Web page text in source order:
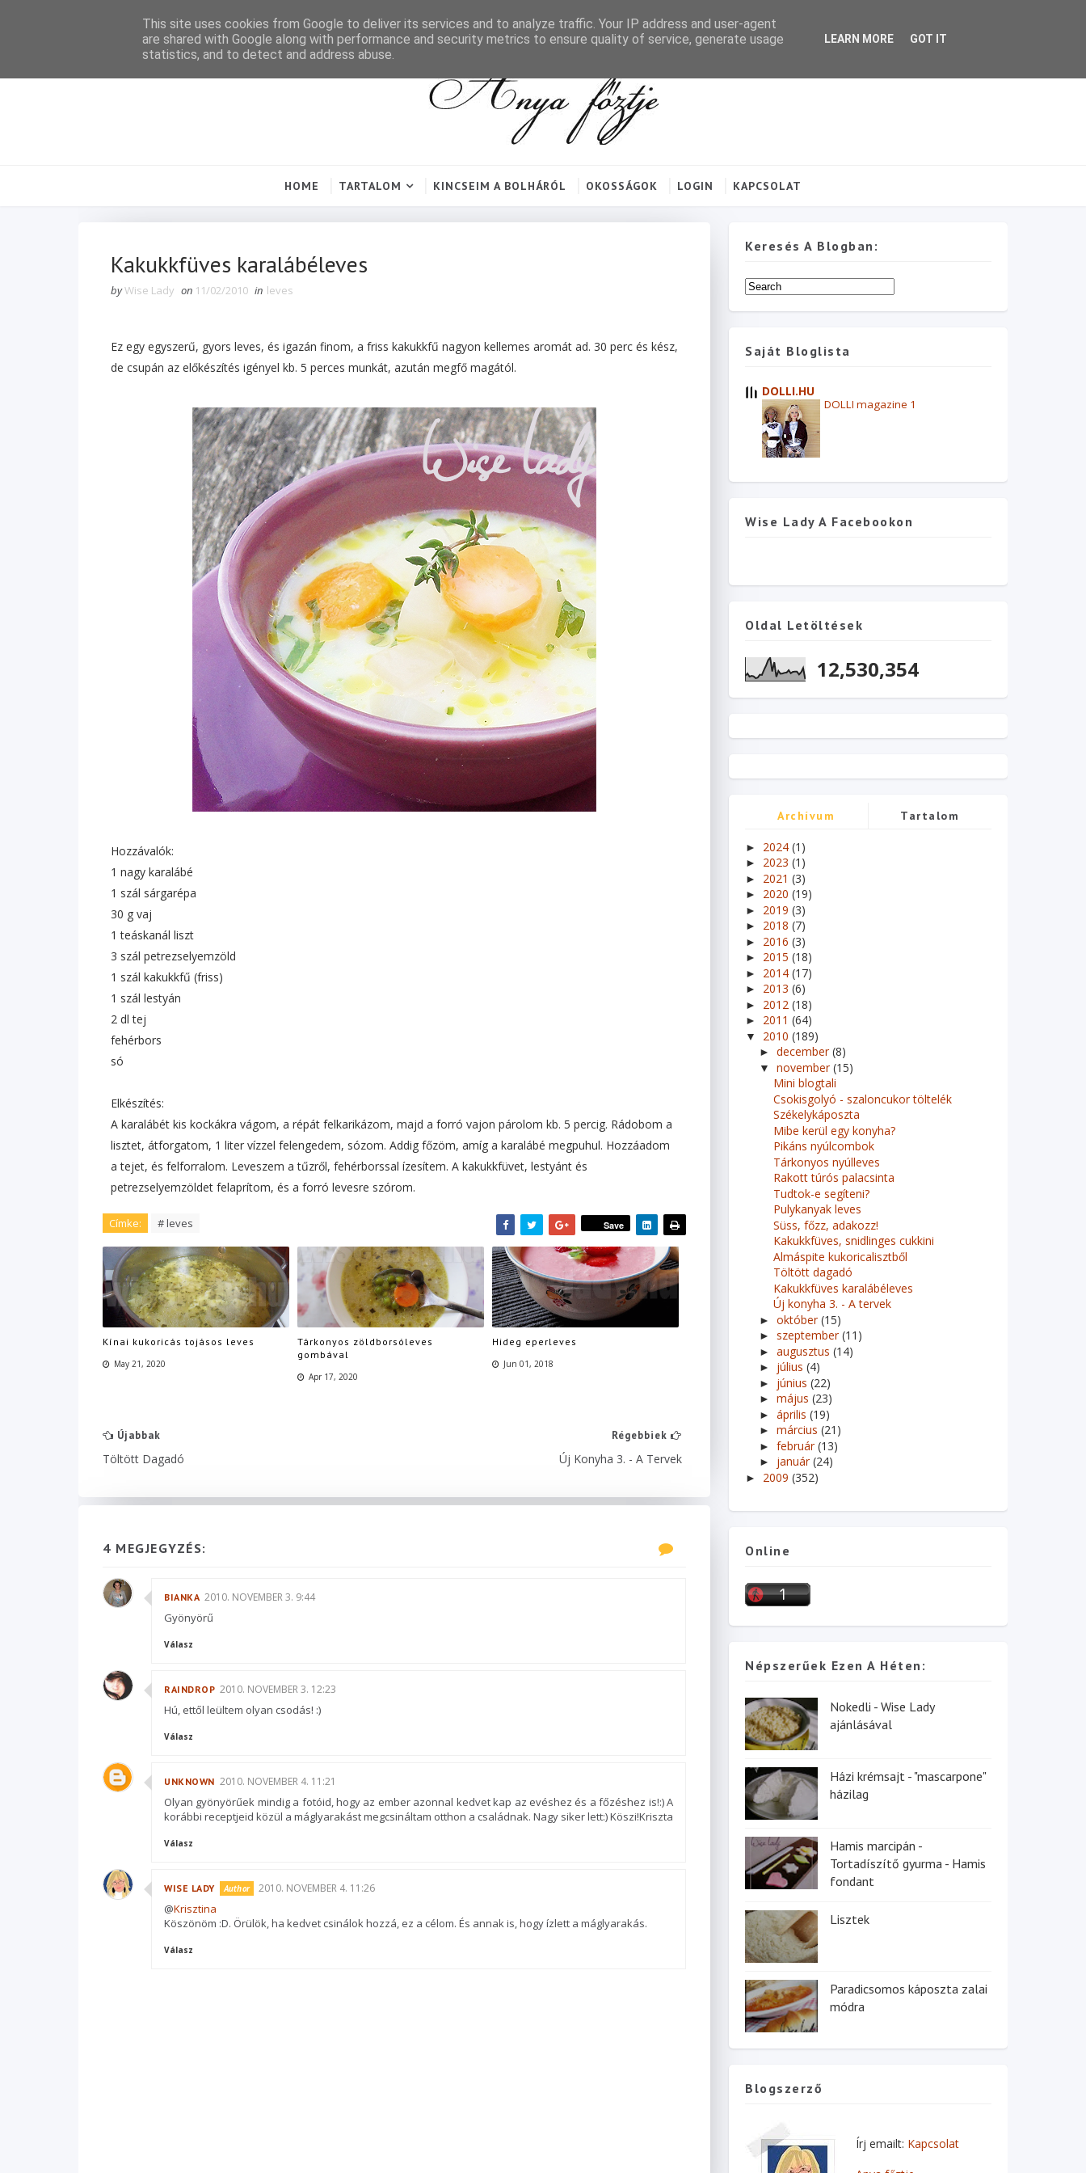
HOME TARTALOM KINCSEIM A BOLHÁRÓL OKOSSÁGOK LOGIN KAPCSOLAT
Kakukkfüves karalábéleves
byWise Lady on 11/02/2010 in leves
Ez egy egyszerű, gyors leves, és igazán finom, a friss kakukkfű nagyon kellemes aromát ad. 30 perc és kész,
de csupán az előkészítés igényel kb. 5 perces munkát, azután megfő magától.
Hozzávalók:
1 nagy karalábé
1 szál sárgarépa
30 g vaj
1 teáskanál liszt
3 szál petrezselyemzöld
1 szál kakukkfű (friss)
1 szál lestyán
2 dl tej
fehérbors
só
Elkészítés:
A karalábét kis kockákra vágom, a répát felkarikázom, majd a forró vajon párolom kb. 5 percig. Rádobom a
lisztet, átforgatom, 1 liter vízzel felengedem, sózom. Addig főzöm, amíg a karalábé megpuhul. Hozzáadom
a tejet, és felforralom. Leveszem a tűzről, fehérborssal ízesítem. A kakukkfüvet, lestyánt és
petrezselyemzöldet felaprítom, és a forró levesre szórom.
Címke: # leves Save
Kínai kukoricás tojásos leves
May 21, 2020
Tárkonyos zöldborsóleves
gombával
Apr 17, 2020
Hideg eperleves
Jun 01, 2018
Újabbak
Töltött Dagadó
Régebbiek
Új Konyha 3. - A Tervek
4 MEGJEGYZÉS:
BIANKA 2010. NOVEMBER 3. 9:44
Gyönyörű
Válasz
RAINDROP 2010. NOVEMBER 3. 12:23
Hú, ettől leültem olyan csodás! :)
Válasz
UNKNOWN 2010. NOVEMBER 4. 11:21
Olyan gyönyörűek mindig a fotóid, hogy az ember azonnal kedvet kap az evéshez és a főzéshez is!:) A
korábbi receptjeid közül a máglyarakást megcsináltam otthon a családnak. Nagy siker lett:) Köszi!Kriszta
Válasz
WISE LADY 2010. NOVEMBER 4. 11:26
@Krisztina
Köszönöm :D. Örülök, ha kedvet csinálok hozzá, ez a célom. És annak is, hogy ízlett a máglyarakás.
Válasz
Keresés A Blogban:
Saját Bloglista
DOLLI.HU
DOLLI magazine 1
Wise Lady A Facebookon
Oldal Letöltések
12,530,354
Archívum Tartalom
► 2024 (1)
► 2023 (1)
► 2021 (3)
► 2020 (19)
► 2019 (3)
► 2018 (7)
► 2016 (3)
► 2015 (18)
► 2014 (17)
► 2013 (6)
► 2012 (18)
► 2011 (64)
▼ 2010 (189)
► december(8)
▼ november(15)
Mini blogtali
Csokisgolyó - szaloncukor töltelék
Székelykáposzta
Mibe kerül egy konyha?
Pikáns nyúlcombok
Tárkonyos nyúlleves
Rakott túrós palacsinta
Tudtok-e segíteni?
Pulykanyak leves
Süss, főzz, adakozz!
Kakukkfüves, snidlinges cukkini
Almáspite kukoricalisztből
Töltött dagadó
Kakukkfüves karalábéleves
Új konyha 3. - A tervek
► október(15)
► szeptember(11)
► augusztus (14)
► július (4)
► június (22)
► május (23)
► április (19)
► március (21)
► február(13)
► január(24)
► 2009 (352)
Online
Népszerűek Ezen A Héten:
Nokedli - Wise Lady
ajánlásával
Házi krémsajt - "mascarpone"
házilag
Hamis marcipán -
Tortadíszítő gyurma - Hamis
fondant
Lisztek
Paradicsomos káposzta zalai
módra
Blogszerző
Írj emailt: Kapcsolat
This site uses cookies from Google to deliver its services and to analyze traffic. Your IP address and user-agent
are shared with Google along with performance and security metrics to ensure quality of service, generate usage
statistics, and to detect and address abuse.
LEARN MORE GOT IT